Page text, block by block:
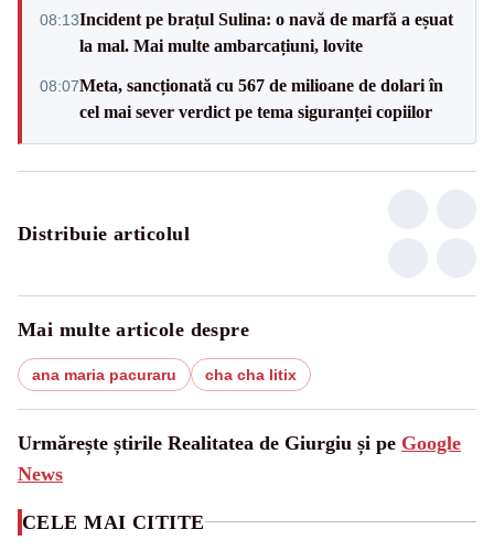
08:13Incident pe brațul Sulina: o navă de marfă a eșuat
la mal. Mai multe ambarcațiuni, lovite
08:07Meta, sancționată cu 567 de milioane de dolari în
cel mai sever verdict pe tema siguranței copiilor
Distribuie articolul
Mai multe articole despre
ana maria pacuraru cha cha litix
Urmărește știrile Realitatea de Giurgiu și pe Google
News
CELE MAI CITITE